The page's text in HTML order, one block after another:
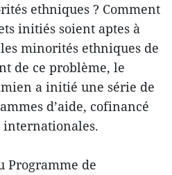
ethniques ? Comment
initiés soient aptes à
minorités ethniques de
de ce problème, le
a initié une série de
d’aide, cofinancé
internationales.
Programme de